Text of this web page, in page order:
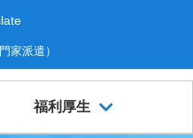
家派遣）
福利厚生